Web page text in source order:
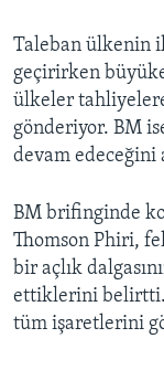
Taleban ülkenin
geçirirken
ülkeler
gönderiyor. BM
devam edeceğini
BM brifinginde
Thomson Phiri,
bir açlık
ettiklerini belirtti.
tüm işaretlerini